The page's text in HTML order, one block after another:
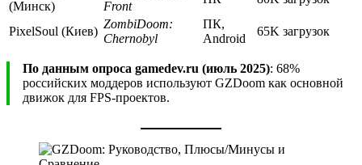
(Минск)
Front
PixelSoul (Киев)
ZombiDoom:
Chernobyl
ПК,
Android
65K загрузок
По данным опроса gamedev.ru (июль 2025): 68%
российских моддеров используют GZDoom как основной
движок для FPS-проектов.